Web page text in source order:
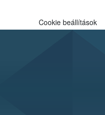
Cookie beállítások